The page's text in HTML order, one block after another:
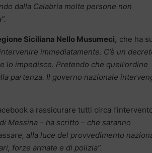
dalla Calabria molte persone non
Siciliana Nello Musumeci, che ha
immediatamente. C’è un
impedisce. Pretendo che quell’ordine
partenza. Il governo nazionale
a rassicurare tutti circa
Messina – ha scritto – che saranno
alla luce del provvedimento
forze armate e di polizia”.